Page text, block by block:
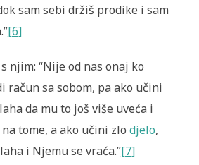
sam sebi držiš prodike i sam
[6]
njim: “Nije od nas onaj ko
račun sa sobom, pa ako učini
da mu to još više uveća i
tome, a ako učini zlo djelo,
i Njemu se vraća.”[7]